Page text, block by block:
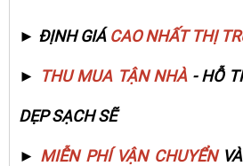
► ĐỊNH GIÁ CAO NHẤT THỊ
► THU MUA TẬN NHÀ - HỖ
DẸP SẠCH SẼ
► MIỄN PHÍ VẬN CHUYỂN